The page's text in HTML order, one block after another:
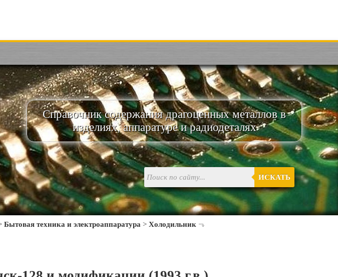
Справочник содержания драгоценных металлов в
изделиях, аппаратуре и радиодеталях
ИСКАТЬ
Бытовая техника и электроаппаратура > Холодильник